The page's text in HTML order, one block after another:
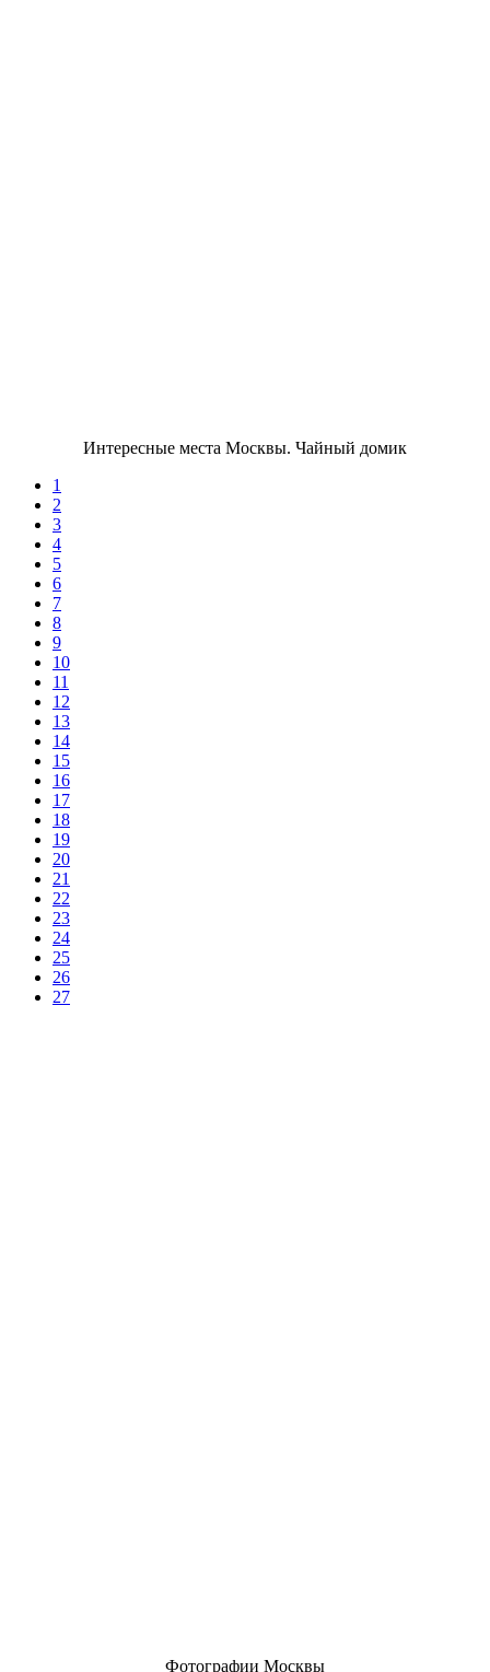
Интересные места Москвы. Чайный домик
1
2
3
4
5
6
7
8
9
10
11
12
13
14
15
16
17
18
19
20
21
22
23
24
25
26
27
Фотографии Москвы